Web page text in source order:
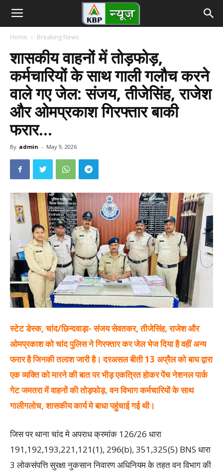
Home Breaking News
शासकीय वाहनों में तोड़फोड़,
कर्मचारियों के साथ गाली गलौच करने
वाले गए जेल: संजय, तीजेसिंह, राजेश
और ओमप्रकाश गिरफ्तार बाकी
फरार…
By admin - May 9, 2026
स्टेट डेस्क, चांद/छिन्दवाड़ा- संजय सेवतकर, तीजेसिंह, राजेश और
ओमप्रकाश को चांद पुलिस ने गिरफ्तार कर जेल भेज दिया है वहीं अन्य
फरार है जिनकी तलाश जारी है। दरअसल बीती 13 अप्रैल को बाघ द्वारा
एक व्यक्ति को मारने की बात पर भीड़ एकत्रित होकर पेंच नेशनल पार्क
गेट जमतरा में वाहनों की तोड़फोड़, वन विभाग कर्मचारियों के साथ
गालीगलोच, शासकीय कार्य मे बाधा पहुंचाई गई थी।
जिस पर थाना चांद मे अपराध क्रमांक 126/26 धारा
191,192,193,221,121(1), 296(b), 351,325(5) BNS धारा
3 लोकसंपत्ति सुरक्षा नुकसान निवारण अधिनियम के तहत वन विभाग की